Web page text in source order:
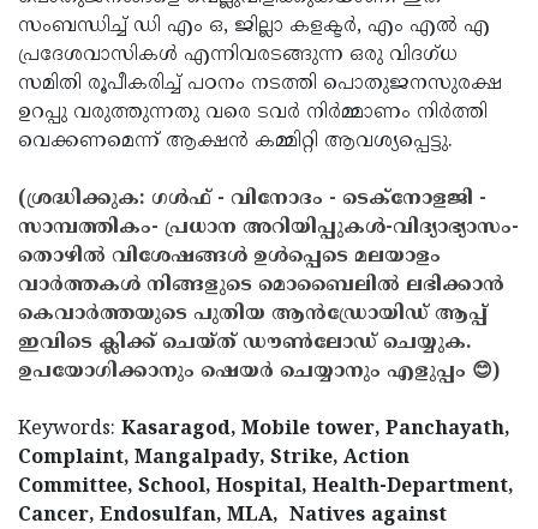
സംബന്ധിച്ച് ഡി എം ഒ, ജില്ലാ കളക്ടര്‍, എം എല്‍ എ
പ്രദേശവാസികള്‍ എന്നിവരടങ്ങുന്ന ഒരു വിദഗ്ധ
സമിതി രൂപീകരിച്ച് പഠനം നടത്തി പൊതുജനസുരക്ഷ
ഉറപ്പു വരുത്തുന്നതു വരെ ടവര്‍ നിര്‍മ്മാണം നിര്‍ത്തി
വെക്കണമെന്ന് ആക്ഷന്‍ കമ്മിറ്റി ആവശ്യപ്പെട്ടു.
(ശ്രദ്ധിക്കുക: ഗൾഫ് - വിനോദം - ടെക്നോളജി -
സാമ്പത്തികം- പ്രധാന അറിയിപ്പുകൾ-വിദ്യാഭ്യാസം-
തൊഴിൽ വിശേഷങ്ങൾ ഉൾപ്പെടെ മലയാളം
വാർത്തകൾ നിങ്ങളുടെ മൊബൈലിൽ ലഭിക്കാൻ
കെവാർത്തയുടെ പുതിയ ആൻഡ്രോയിഡ് ആപ്പ്
ഇവിടെ ക്ലിക്ക് ചെയ്ത് ഡൗൺലോഡ് ചെയ്യുക.
ഉപയോഗിക്കാനും ഷെയർ ചെയ്യാനും എളുപ്പം 😊)
Keywords: Kasaragod, Mobile tower, Panchayath,
Complaint, Mangalpady, Strike, Action
Committee, School, Hospital, Health-Department,
Cancer, Endosulfan, MLA, Natives against